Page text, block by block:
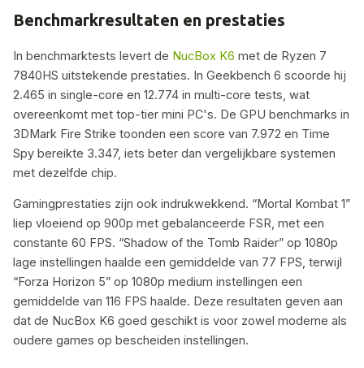
Benchmarkresultaten en prestaties
In benchmarktests levert de NucBox K6 met de Ryzen 7
7840HS uitstekende prestaties. In Geekbench 6 scoorde hij
2.465 in single-core en 12.774 in multi-core tests, wat
overeenkomt met top-tier mini PC's. De GPU benchmarks in
3DMark Fire Strike toonden een score van 7.972 en Time
Spy bereikte 3.347, iets beter dan vergelijkbare systemen
met dezelfde chip.
Gamingprestaties zijn ook indrukwekkend. “Mortal Kombat 1”
liep vloeiend op 900p met gebalanceerde FSR, met een
constante 60 FPS. “Shadow of the Tomb Raider” op 1080p
lage instellingen haalde een gemiddelde van 77 FPS, terwijl
“Forza Horizon 5” op 1080p medium instellingen een
gemiddelde van 116 FPS haalde. Deze resultaten geven aan
dat de NucBox K6 goed geschikt is voor zowel moderne als
oudere games op bescheiden instellingen.